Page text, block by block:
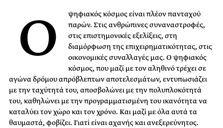
Ο
ψηφιακός κόσμος είναι πλέον πανταχού
παρών. Στις ανθρώπινες συναναστροφές,
στις επιστημονικές εξελίξεις, στη
διαμόρφωση της επιχειρηματικότητας, στις
οικονομικές συναλλαγές μας. Ο ψηφιακός
κόσμος, που μαζί με τον αληθινό τρέχει σε
αγώνα δρόμου απρόβλεπτων αποτελεσμάτων, εντυπωσιάζει
με την ταχύτητά του, αποσβολώνει με την πολυπλοκότητά
του, καθηλώνει με την προγραμματισμένη του ικανότητα να
καταλύει τον χώρο και τον χρόνο. Και μαζί με όλα αυτά τα
θαυμαστά, φοβίζει. Γιατί είναι αχανής και ανεξερεύνητος.